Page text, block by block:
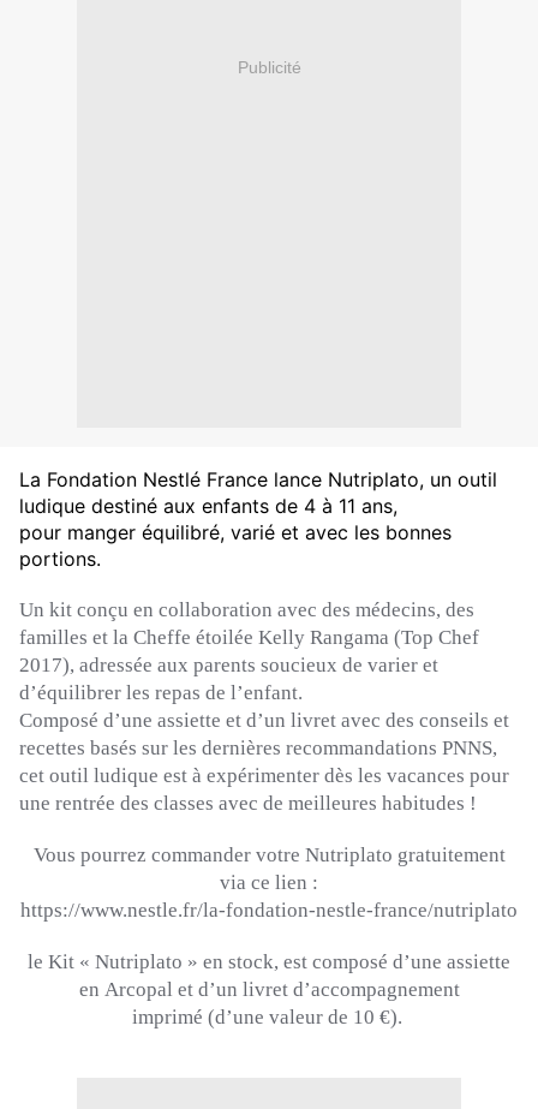
Publicité
La Fondation Nestlé France lance Nutriplato, un outil
ludique destiné aux enfants de 4 à 11 ans,
pour manger équilibré, varié et avec les bonnes
portions.
Un kit conçu en collaboration avec des médecins, des
familles et la Cheffe étoilée Kelly Rangama (Top Chef
2017), adressée aux parents soucieux de varier et
d’équilibrer les repas de l’enfant.
Composé d’une assiette et d’un livret avec des conseils et
recettes basés sur les dernières recommandations PNNS,
cet outil ludique est à expérimenter dès les vacances pour
une rentrée des classes avec de meilleures habitudes !
Vous pourrez commander votre Nutriplato gratuitement
via ce lien :
https://www.nestle.fr/la-fondation-nestle-france/nutriplato
le Kit « Nutriplato » en stock, est composé d’une assiette
en Arcopal et d’un livret d’accompagnement
imprimé (d’une valeur de 10 €).